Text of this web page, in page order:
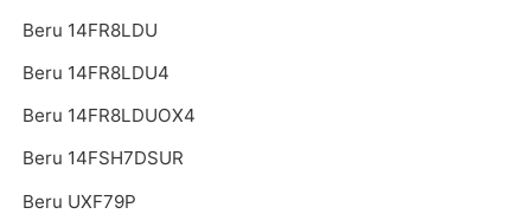
Beru 14FR8LDU
Beru 14FR8LDU4
Beru 14FR8LDUOX4
Beru 14FSH7DSUR
Beru UXF79P